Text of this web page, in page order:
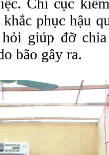
Chi cục
phục hậu
giúp đỡ
bão gây ra.